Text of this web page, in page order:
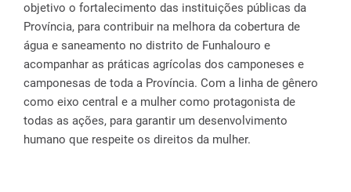
objetivo o fortalecimento das instituições públicas da
Província, para contribuir na melhora da cobertura de
água e saneamento no distrito de Funhalouro e
acompanhar as práticas agrícolas dos camponeses e
camponesas de toda a Província. Com a linha de gênero
como eixo central e a mulher como protagonista de
todas as ações, para garantir um desenvolvimento
humano que respeite os direitos da mulher.